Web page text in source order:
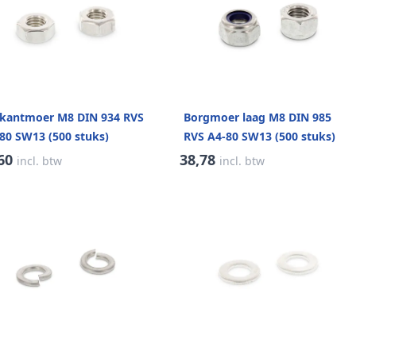
M8 DIN 934 RVS
SW13 (500 stuks)
incl. btw
Borgmoer laag M8 DIN 985
RVS A4-80 SW13 (500 stuks)
38,78 incl. btw